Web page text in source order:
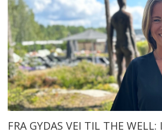
FRA GYDAS VEI TIL THE